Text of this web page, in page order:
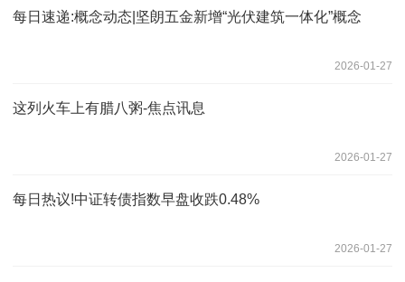
每日速递:概念动态|坚朗五金新增“光伏建筑一体化”概念
2026-01-27
这列火车上有腊八粥-焦点讯息
2026-01-27
每日热议!中证转债指数早盘收跌0.48%
2026-01-27